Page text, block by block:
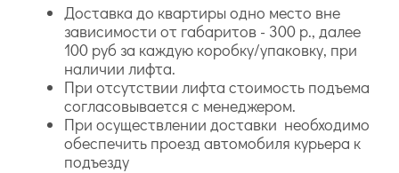
Доставка до квартиры одно место вне
зависимости от габаритов - 300 р., далее
100 руб за каждую коробку/упаковку, при
наличии лифта.
При отсутствии лифта стоимость подъема
согласовывается с менеджером.
При осуществлении доставки необходимо
обеспечить проезд автомобиля курьера к
подъезду